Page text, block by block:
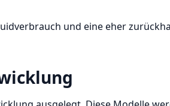
und eine eher